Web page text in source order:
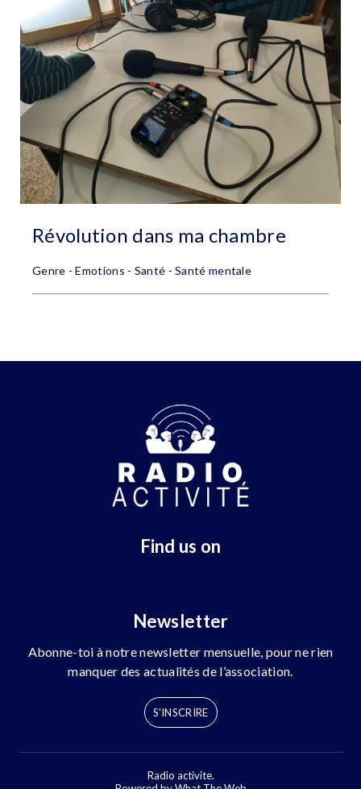
Révolution dans ma chambre
Genre - Emotions - Santé - Santé mentale
Find us on
Newsletter
Abonne-toi à notre newsletter mensuelle, pour ne rien
manquer des actualités de l’association.
S'INSCRIRE
Radio activite.